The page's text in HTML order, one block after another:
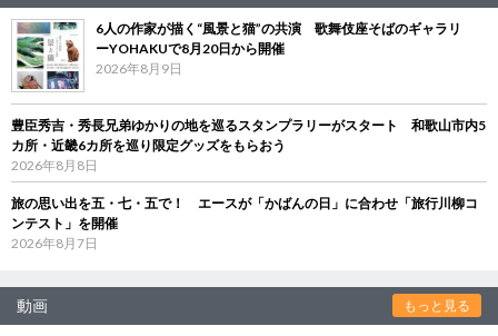
6人の作家が描く“風景と猫”の共演 歌舞伎座そばのギャラリ
ーYOHAKUで8月20日から開催
2026年8月9日
豊臣秀吉・秀長兄弟ゆかりの地を巡るスタンプラリーがスタート 和歌山市内5
カ所・近畿6カ所を巡り限定グッズをもらおう
2026年8月8日
旅の思い出を五・七・五で！ エースが「かばんの日」に合わせ「旅行川柳コ
ンテスト」を開催
2026年8月7日
動画 もっと見る